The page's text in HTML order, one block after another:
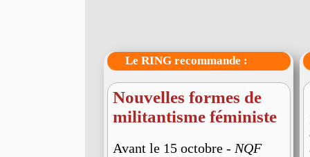
Le RING recommande :
Nouvelles formes de
militantisme féministe
Avant le 15 octobre - NQF